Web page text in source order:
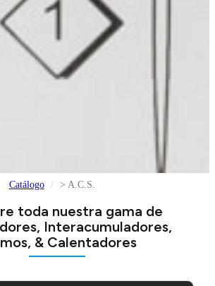
Catálogo > A.C.S.
toda nuestra gama de
Interacumuladores,
& Calentadores